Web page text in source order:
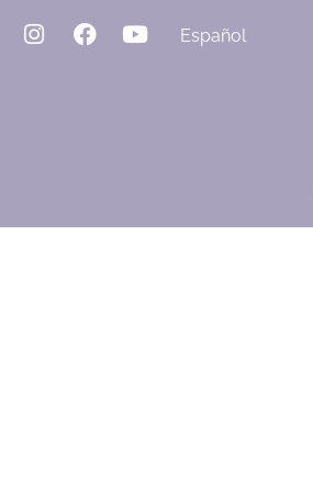
Español